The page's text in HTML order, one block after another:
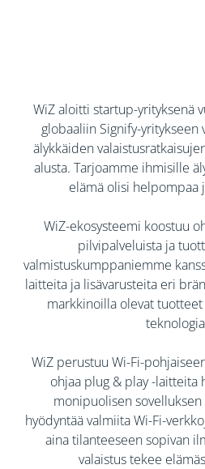
WiZ aloitti startup-yrityksenä
globaaliin Signify-yritykseen
älykkäiden
alusta. Tarjoamme ihmisille
elämä olisi helpompaa
WiZ-ekosysteemi koostuu
pilvipalveluista ja
valmistuskumppaniemme
laitteita ja lisävarusteita eri
markkinoilla olevat
​WiZ perustuu Wi-Fi-
ohjaa plug & play -laitteita
monipuolisen sovelluksen
hyödyntää valmiita Wi-Fi-
aina tilanteeseen sopivan
valaistus tekee